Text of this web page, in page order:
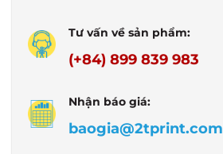
Tư vấn về sản phẩm:
(+84) 899 839 983
Nhận báo giá:
baogia@2tprint.com